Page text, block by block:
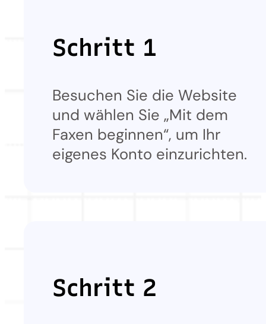
Schritt 1
Besuchen Sie die Website
und wählen Sie „Mit dem
Faxen beginnen“, um Ihr
eigenes Konto einzurichten.
Schritt 2